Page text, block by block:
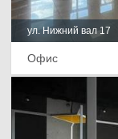
ул. Нижний вал 17
Офис